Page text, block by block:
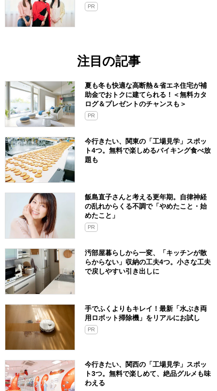
PR
注目の記事
夏も冬も快適な高断熱＆省エネ住宅が補
助金でおトクに建てられる！＜無料カタ
ログ＆プレゼントのチャンスも＞
PR
今行きたい、関東の「工場見学」スポッ
ト4つ。無料で楽しめるバイキング食べ放
題も
飯島直子さんと考える更年期。自律神経
の乱れからくる不調で「やめたこと・始
めたこと」
PR
汚部屋暮らしから一変、「キッチンが散
らからない」収納の工夫4つ。小さな工夫
で戻しやすい引き出しに
手でふくよりもキレイ！最新「水ぶき両
用ロボット掃除機」をリアルにお試し
PR
今行きたい、関西の「工場見学」スポッ
ト3つ。無料で楽しめて、絶品グルメも味
わえる